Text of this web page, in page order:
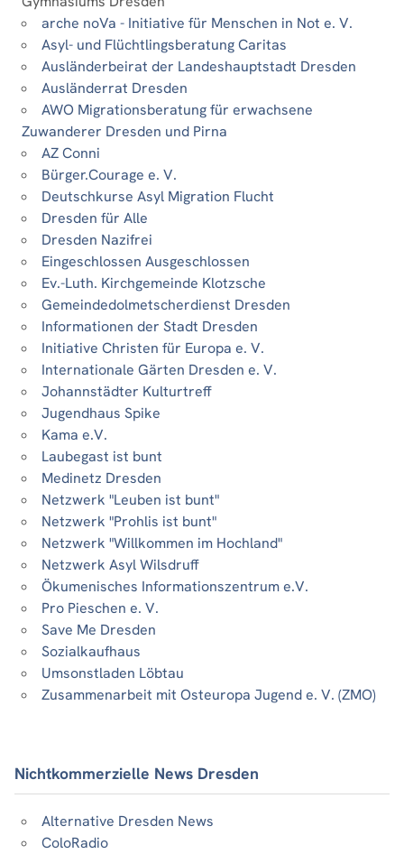
arche noVa - Initiative für Menschen in Not e. V.
Asyl- und Flüchtlingsberatung Caritas
Ausländerbeirat der Landeshauptstadt Dresden
Ausländerrat Dresden
AWO Migrationsberatung für erwachsene
Zuwanderer Dresden und Pirna
AZ Conni
Bürger.Courage e. V.
Deutschkurse Asyl Migration Flucht
Dresden für Alle
Dresden Nazifrei
Eingeschlossen Ausgeschlossen
Ev.-Luth. Kirchgemeinde Klotzsche
Gemeindedolmetscherdienst Dresden
Informationen der Stadt Dresden
Initiative Christen für Europa e. V.
Internationale Gärten Dresden e. V.
Johannstädter Kulturtreff
Jugendhaus Spike
Kama e.V.
Laubegast ist bunt
Medinetz Dresden
Netzwerk "Leuben ist bunt"
Netzwerk "Prohlis ist bunt"
Netzwerk "Willkommen im Hochland"
Netzwerk Asyl Wilsdruff
Ökumenisches Informationszentrum e.V.
Pro Pieschen e. V.
Save Me Dresden
Sozialkaufhaus
Umsonstladen Löbtau
Zusammenarbeit mit Osteuropa Jugend e. V. (ZMO)
Nichtkommerzielle News Dresden
Alternative Dresden News
ColoRadio